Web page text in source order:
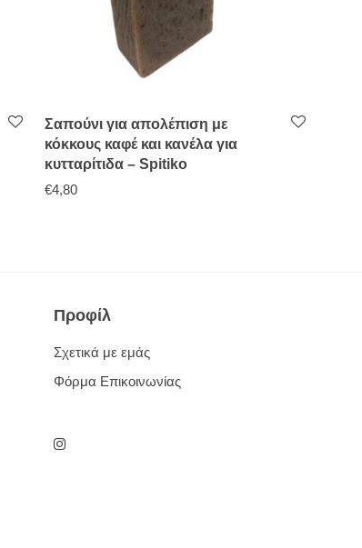
Σαπούνι για απολέπιση με
κόκκους καφέ και κανέλα για
κυτταρίτιδα – Spitiko
€4,80
Προφίλ
Σχετικά με εμάς
Φόρμα Επικοινωνίας